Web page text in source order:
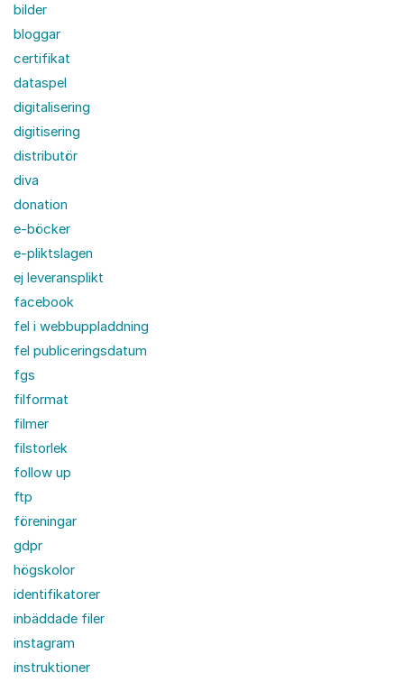
bilder
bloggar
certifikat
dataspel
digitalisering
digitisering
distributör
diva
donation
e-böcker
e-pliktslagen
ej leveransplikt
facebook
fel i webbuppladdning
fel publiceringsdatum
fgs
filformat
filmer
filstorlek
follow up
ftp
föreningar
gdpr
högskolor
identifikatorer
inbäddade filer
instagram
instruktioner